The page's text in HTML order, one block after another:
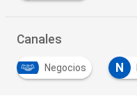
Canales
Negocios N